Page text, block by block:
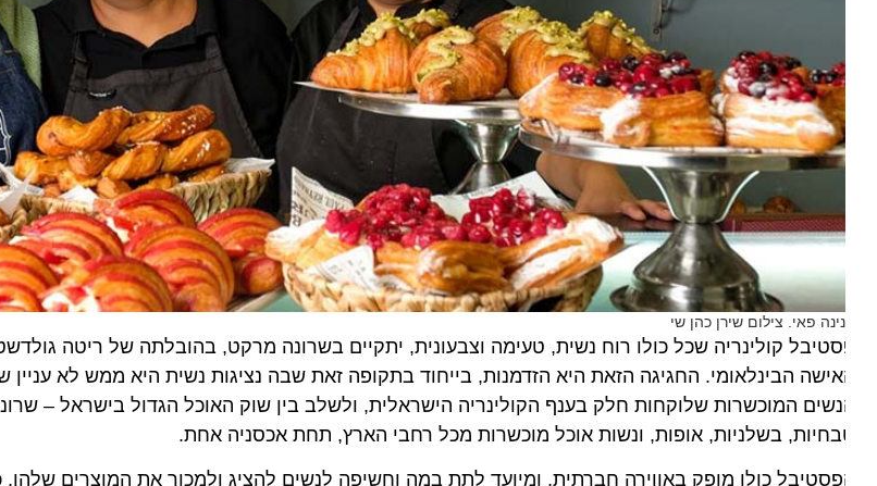
פאי. צילום שירן כהן שי
קולינריה שכל כולו רוח נשית, טעימה וצבעונית, יתקיים בשרונה מרקט, בהובלתה של ריטה
הבינלאומי. החגיגה הזאת היא הזדמנות, בייחוד בתקופה זאת שבה נציגות נשית היא ממש לא עניין
המוכשרות שלוקחות חלק בענף הקולינריה הישראלית, ולשלב בין שוק האוכל הגדול בישראל – שרונה
בשלניות, אופות, ונשות אוכל מוכשרות מכל רחבי הארץ, תחת אכסניה אחת.
כולו מופק באווירה חברתית, ומיועד לתת במה וחשיפה לנשים להציג ולמכור את המוצרים שלהן,